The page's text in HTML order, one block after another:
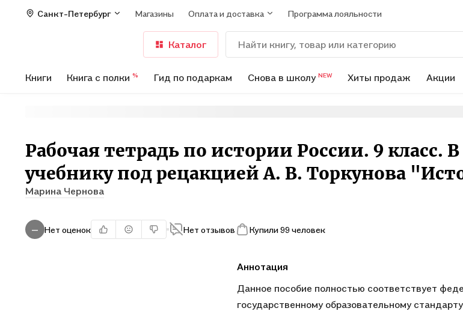
Санкт-Петербург Магазины Оплата и доставка Программа лояльности
Каталог
Книги Книга с полки % Гид по подаркам Снова в школу NEW Хиты продаж Акции
Рабочая тетрадь по истории России. 9 класс.
учебнику под рецакцией А. В. Торкунова
Марина Чернова
— Нет оценок Нет отзывов Купили 99 человек
Аннотация
Данное пособие полностью соответствует
государственному образовательному